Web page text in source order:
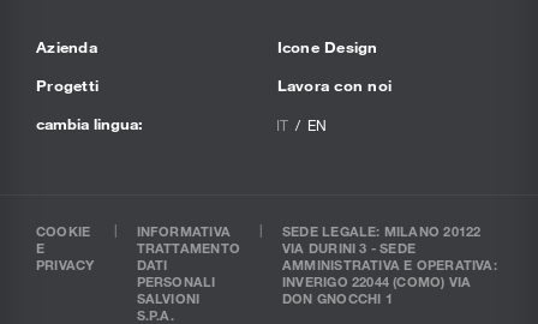
Azienda
Progetti
Icone Design
Lavora con noi
cambia lingua:
IT EN
COOKIE
E
PRIVACY
INFORMATIVA
TRATTAMENTO
DATI
PERSONALI
SALVIONI
S.P.A.
SEDE LEGALE: MILANO 20122
VIA DURINI 3 - SEDE
AMMINISTRATIVA E OPERATIVA:
INVERIGO 22044 (COMO) VIA
DON GNOCCHI 1